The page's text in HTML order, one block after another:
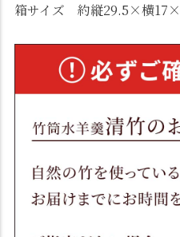
箱サイズ 約縦29.5×横